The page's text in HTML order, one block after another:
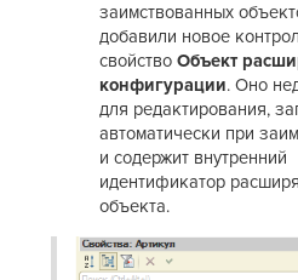
заимствованных
добавили новое
свойствоОбъект
конфигурации. Оно
для редактирования,
автоматически при
и содержит внутренний
идентификатор
объекта.